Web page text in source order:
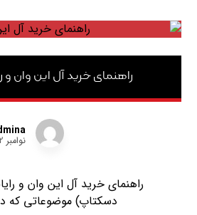
راهنمای خرید آل این وان و
نوامبر 22, 2023
راهنمای خرید آل این وان و
دسکتاپ) موضوعاتی که